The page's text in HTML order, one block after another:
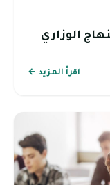
الوزاري
اقرأ المزيد ←